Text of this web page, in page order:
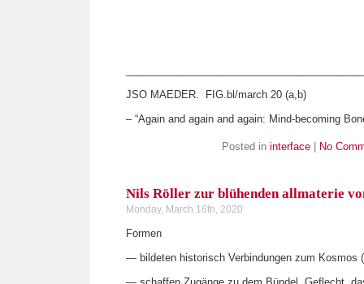
JSO MAEDER. FIG.bl/march 20 (a,b)
– “Again and again and again: Mind-becoming
Posted in interface No
Nils Röller zur blühenden allmaterie
Monday, March 16th, 2020
Formen
— bildeten historisch Verbindungen zum Kosmos